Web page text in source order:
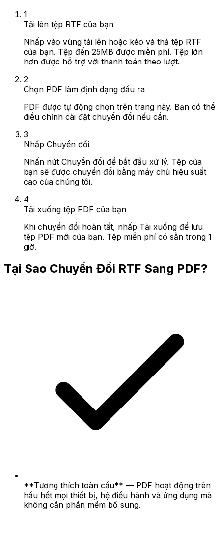
1
Tải lên tệp RTF của bạn
Nhấp vào vùng tải lên hoặc kéo và thả tệp RTF
của bạn. Tệp đến 25MB được miễn phí. Tệp lớn
hơn được hỗ trợ với thanh toán theo lượt.
2
Chọn PDF làm định dạng đầu ra
PDF được tự động chọn trên trang này. Bạn có thể
điều chỉnh cài đặt chuyển đổi nếu cần.
3
Nhấp Chuyển đổi
Nhấn nút Chuyển đổi để bắt đầu xử lý. Tệp của
bạn sẽ được chuyển đổi bằng máy chủ hiệu suất
cao của chúng tôi.
4
Tải xuống tệp PDF của bạn
Khi chuyển đổi hoàn tất, nhấp Tải xuống để lưu
tệp PDF mới của bạn. Tệp miễn phí có sẵn trong 1
giờ.
Tại Sao Chuyển Đổi RTF Sang PDF?
**Tương thích toàn cầu** — PDF hoạt động trên
hầu hết mọi thiết bị, hệ điều hành và ứng dụng mà
không cần phần mềm bổ sung.